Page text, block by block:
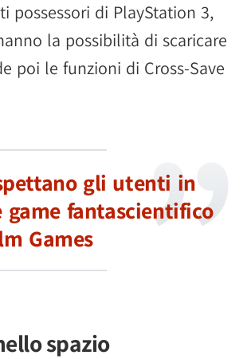
possessori di PlayStation 3,
la possibilità di scaricare
poi le funzioni di Cross-Save
gli utenti in
game fantascientifico
Games
spazio